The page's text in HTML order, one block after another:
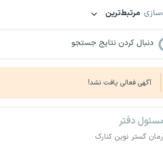
مرتبط‌ترین
دنبال کردن نتایج جستجو
آگهی فعالی یافت نشد!
دفتر
گستر نوین کنارک